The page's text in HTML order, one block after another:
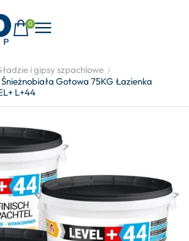
0
i gipsy szpachlowe
Gotowa 75KG Łazienka
L+44